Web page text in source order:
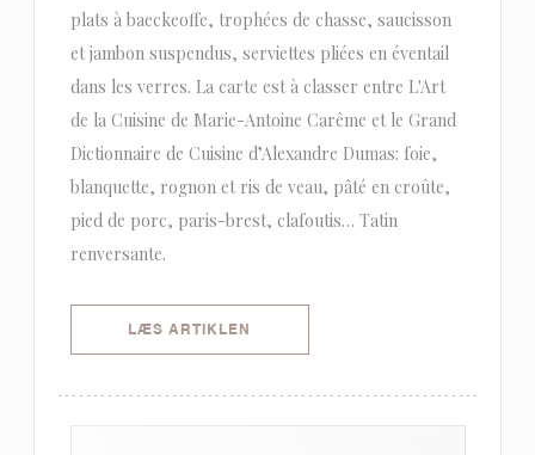
plats à baeckeoffe, trophées de chasse, saucisson
et jambon suspendus, serviettes pliées en éventail
dans les verres. La carte est à classer entre L'Art
de la Cuisine de Marie-Antoine Carême et le Grand
Dictionnaire de Cuisine d’Alexandre Dumas: foie,
blanquette, rognon et ris de veau, pâté en croûte,
pied de porc, paris-brest, clafoutis… Tatin
renversante.
LÆS ARTIKLEN